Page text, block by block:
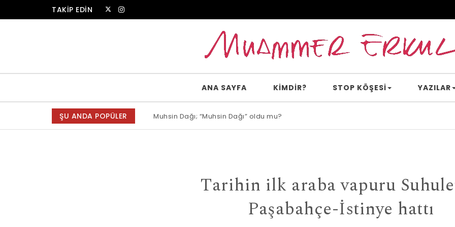
Skip to contentTAKİP EDİN
ANA SAYFA KİMDİR? STOP KÖŞESI YAZILAR
ŞU ANDA POPÜLER Muhsin Dağı; “Muhsin Dağı” oldu mu?
Allah bir, dese sözüne inanır mısın?
Tarihin ilk araba vapuru
Paşabahçe-İstinye hattı